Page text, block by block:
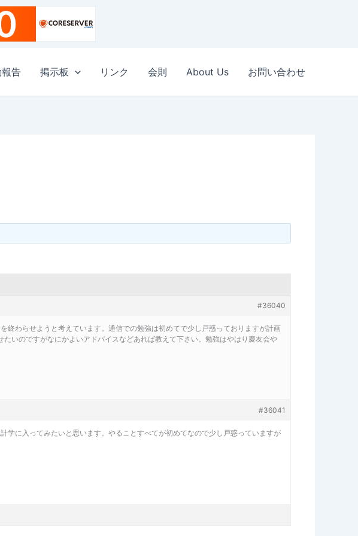
告 掲示板 リンク 会則 About Us お問い合わせ
#36040
わらせようと考えています。通信での勉強は初めてで少し戸惑っておりますが計画
いのですがなにかよいアドバイスなどあれば教えて下さい。勉強はやはり慶友会や
#36041
学に入ってみたいと思います。やることすべてが初めてなので少し戸惑っていますが